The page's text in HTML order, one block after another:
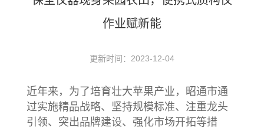
作业赋新能
更新时间：2023-12-04
近年来，为了培育壮大苹果产业，昭通市通
过实施精品战略、坚持规模标准、注重龙头
引领、突出品牌建设、强化市场开拓等措